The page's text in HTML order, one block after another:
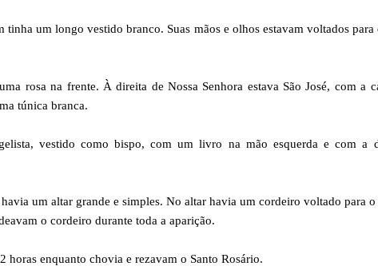
um longo vestido branco. Suas mãos e olhos estavam voltados para
rosa na frente. À direita de Nossa Senhora estava São José, com a
túnica branca.
vestido como bispo, com um livro na mão esquerda e com a
um altar grande e simples. No altar havia um cordeiro voltado para o
o cordeiro durante toda a aparição.
horas enquanto chovia e rezavam o Santo Rosário.